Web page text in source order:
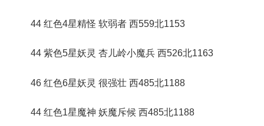
44 红色4星精怪 软弱者 西559北1153
44 紫色5星妖灵 杏儿岭小魔兵 西526北1163
46 红色6星妖灵 很强壮 西485北1188
44 红色1星魔神 妖魔斥候 西485北1188